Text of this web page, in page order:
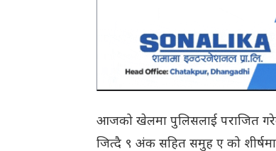
आजको खेलमा पुलिसलाई पराजित
जित्दै ९ अंक सहित समुह ए को